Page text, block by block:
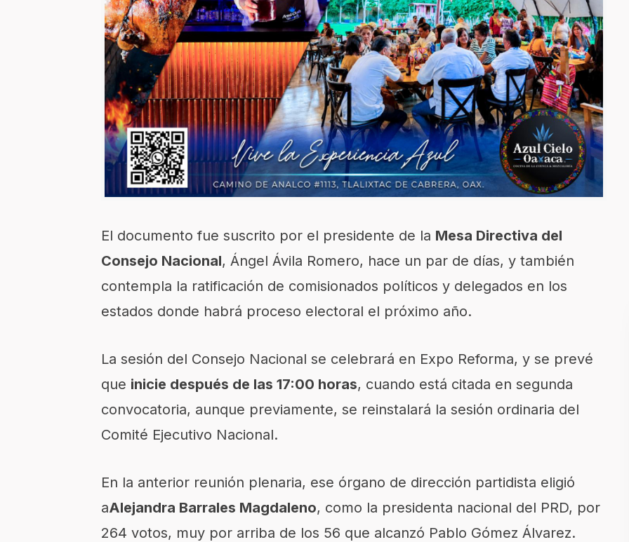
El documento fue suscrito por el presidente de la Mesa Directiva del
Consejo Nacional, Ángel Ávila Romero, hace un par de días, y también
contempla la ratificación de comisionados políticos y delegados en los
estados donde habrá proceso electoral el próximo año.
La sesión del Consejo Nacional se celebrará en Expo Reforma, y se prevé
que inicie después de las 17:00 horas, cuando está citada en segunda
convocatoria, aunque previamente, se reinstalará la sesión ordinaria del
Comité Ejecutivo Nacional.
En la anterior reunión plenaria, ese órgano de dirección partidista eligió
aAlejandra Barrales Magdaleno, como la presidenta nacional del PRD, por
264 votos, muy por arriba de los 56 que alcanzó Pablo Gómez Álvarez.